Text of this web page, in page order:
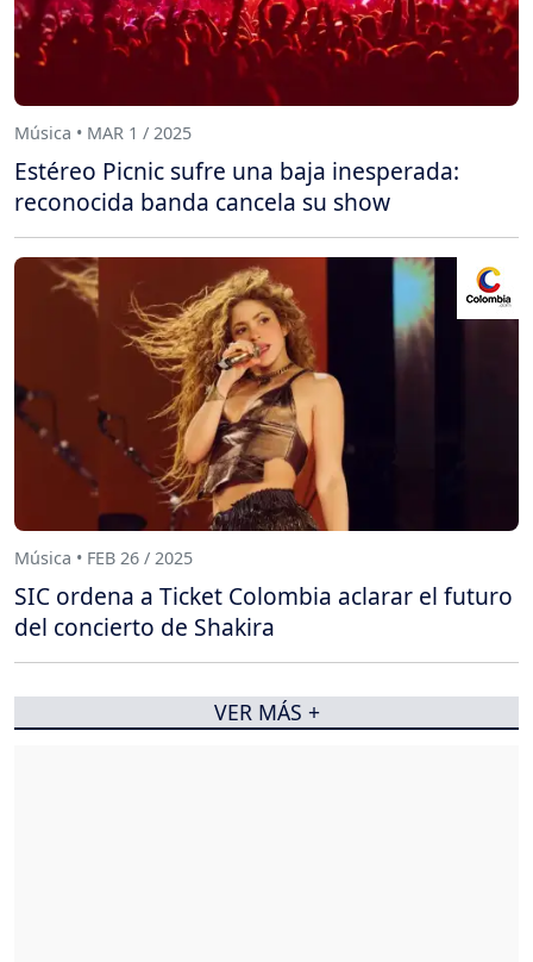
Música • MAR 1 / 2025
Estéreo Picnic sufre una baja inesperada:
reconocida banda cancela su show
Música • FEB 26 / 2025
SIC ordena a Ticket Colombia aclarar el futuro
del concierto de Shakira
VER MÁS +